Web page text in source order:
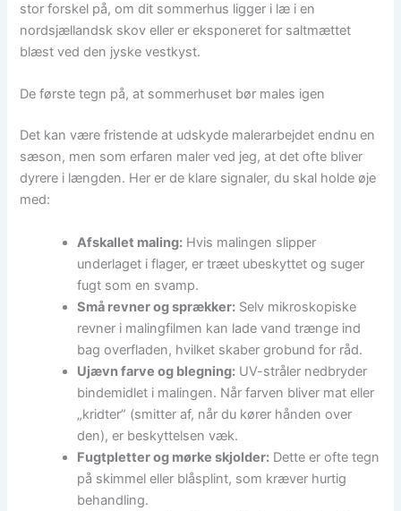
stor forskel på, om dit sommerhus ligger i læ i en
nordsjællandsk skov eller er eksponeret for saltmættet
blæst ved den jyske vestkyst.
De første tegn på, at sommerhuset bør males igen
Det kan være fristende at udskyde malerarbejdet endnu en
sæson, men som erfaren maler ved jeg, at det ofte bliver
dyrere i længden. Her er de klare signaler, du skal holde øje
med:
Afskallet maling: Hvis malingen slipper
underlaget i flager, er træet ubeskyttet og suger
fugt som en svamp.
Små revner og sprækker: Selv mikroskopiske
revner i malingfilmen kan lade vand trænge ind
bag overfladen, hvilket skaber grobund for råd.
Ujævn farve og blegning: UV-stråler nedbryder
bindemidlet i malingen. Når farven bliver mat eller
„kridter” (smitter af, når du kører hånden over
den), er beskyttelsen væk.
Fugtpletter og mørke skjolder: Dette er ofte tegn
på skimmel eller blåsplint, som kræver hurtig
behandling.